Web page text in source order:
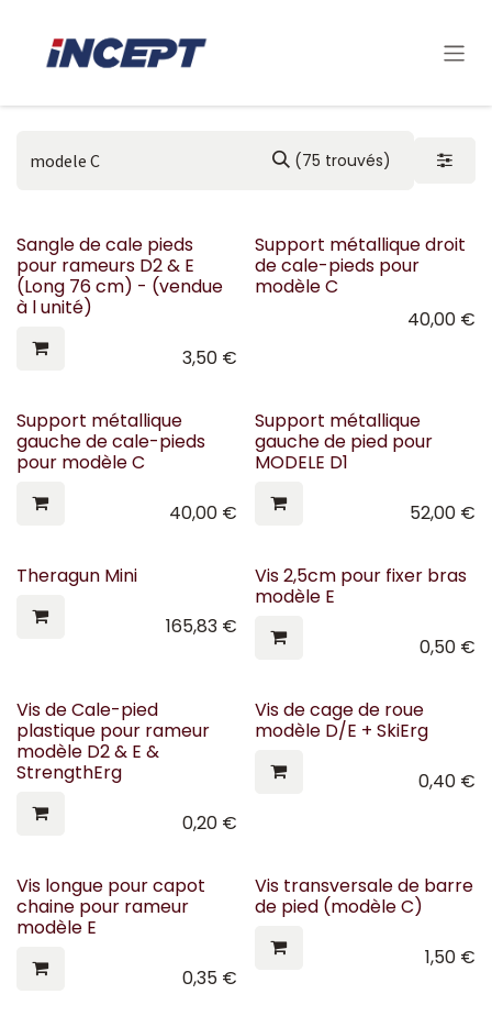
(75 trouvés)
Sangle de cale pieds
pour rameurs D2 & E
(Long 76 cm) - (vendue
à l unité)
3,50€
Support métallique droit
de cale-pieds pour
modèle C
40,00€
Support métallique
gauche de cale-pieds
pour modèle C
40,00€
Support métallique
gauche de pied pour
MODELE D1
52,00€
Theragun Mini
165,83€
Vis 2,5cm pour fixer bras
modèle E
0,50€
Vis de Cale-pied
plastique pour rameur
modèle D2 & E &
StrengthErg
0,20€
Vis de cage de roue
modèle D/E + SkiErg
0,40€
Vis longue pour capot
chaine pour rameur
modèle E
0,35€
Vis transversale de barre
de pied (modèle C)
1,50€